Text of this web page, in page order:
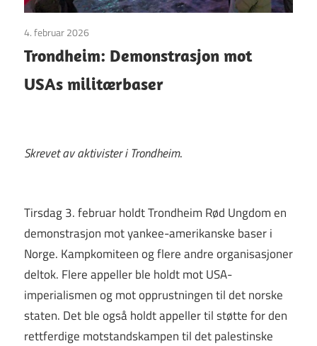
4. februar 2026
Trondheim: Demonstrasjon mot
USAs militærbaser
Skrevet av aktivister i Trondheim.
Tirsdag 3. februar holdt Trondheim Rød Ungdom en
demonstrasjon mot yankee-amerikanske baser i
Norge. Kampkomiteen og flere andre organisasjoner
deltok. Flere appeller ble holdt mot USA-
imperialismen og mot opprustningen til det norske
staten. Det ble også holdt appeller til støtte for den
rettferdige motstandskampen til det palestinske